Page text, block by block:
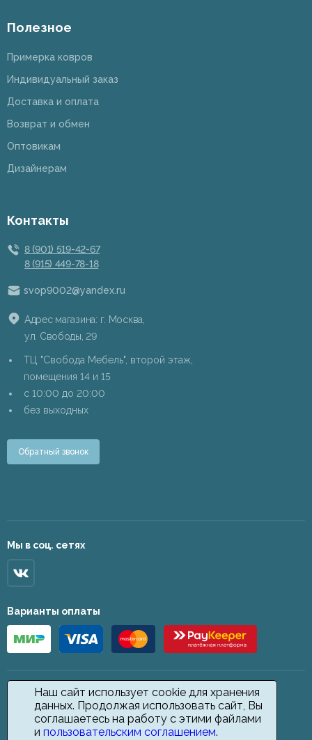
Наш сайт использует cookie для хранения
данных. Продолжая использовать сайт, Вы
соглашаетесь на работу с этими файлами
и пользовательским соглашением.
Полезное
Примерка ковров
Индивидуальный заказ
Доставка и оплата
Возврат и обмен
Оптовикам
Дизайнерам
Контакты
8 (901) 519-42-67
8 (915) 449-78-18
svop9002@yandex.ru
Адрес магазина: г. Москва,
ул. Свободы, 29
ТЦ "Свобода Мебель", второй этаж,
помещения 14 и 15
c 10:00 до 20:00
без выходных
Обратный звонок
Мы в соц. сетях
Варианты оплаты